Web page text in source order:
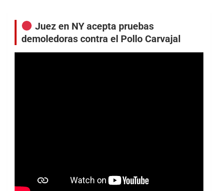
Juez en NY acepta pruebas
demoledoras contra el Pollo Carvajal